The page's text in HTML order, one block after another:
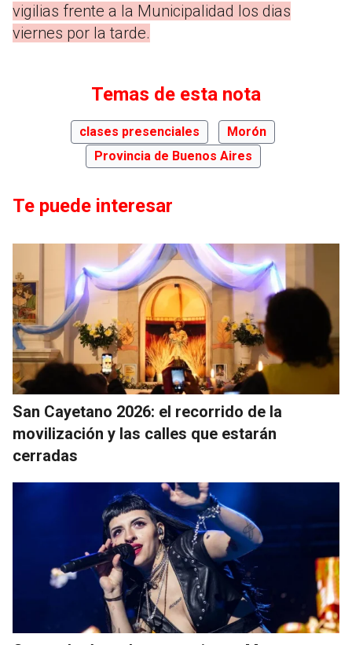
vigilias frente a la Municipalidad los dias
viernes por la tarde.
Temas de esta nota
clases presenciales
Morón
Provincia de Buenos Aires
Te puede interesar
San Cayetano 2026: el recorrido de la
movilización y las calles que estarán
cerradas